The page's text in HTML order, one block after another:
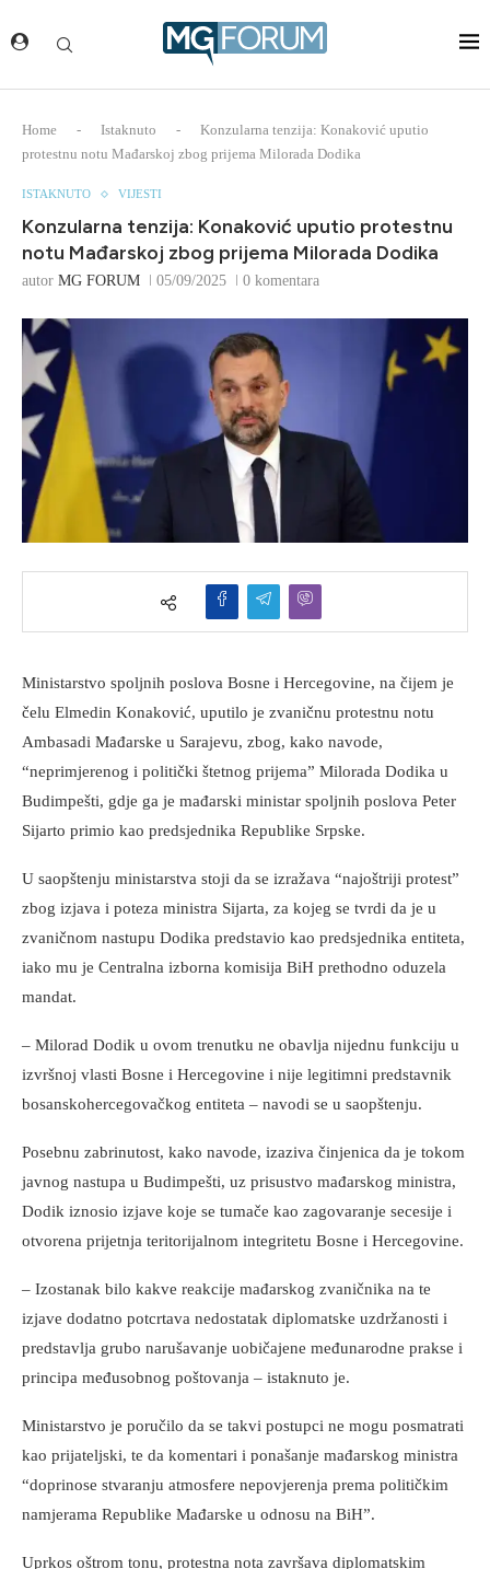
Home - Istaknuto -
Konzularna tenzija: Konaković uputio
protestnu notu Mađarskoj zbog prijema Milorada Dodika
ISTAKNUTO VIJESTI
Konzularna tenzija: Konaković uputio protestnu
notu Mađarskoj zbog prijema Milorada Dodika
autor MG FORUM 05/09/2025 0 komentara
Ministarstvo spoljnih poslova Bosne i Hercegovine, na čijem je
čelu Elmedin Konaković, uputilo je zvaničnu protestnu notu
Ambasadi Mađarske u Sarajevu, zbog, kako navode,
“neprimjerenog i politički štetnog prijema” Milorada Dodika u
Budimpešti, gdje ga je mađarski ministar spoljnih poslova Peter
Sijarto primio kao predsjednika Republike Srpske.
U saopštenju ministarstva stoji da se izražava “najoštriji protest”
zbog izjava i poteza ministra Sijarta, za kojeg se tvrdi da je u
zvaničnom nastupu Dodika predstavio kao predsjednika entiteta,
iako mu je Centralna izborna komisija BiH prethodno oduzela
mandat.
– Milorad Dodik u ovom trenutku ne obavlja nijednu funkciju u
izvršnoj vlasti Bosne i Hercegovine i nije legitimni predstavnik
bosanskohercegovačkog entiteta – navodi se u saopštenju.
Posebnu zabrinutost, kako navode, izaziva činjenica da je tokom
javnog nastupa u Budimpešti, uz prisustvo mađarskog ministra,
Dodik iznosio izjave koje se tumače kao zagovaranje secesije i
otvorena prijetnja teritorijalnom integritetu Bosne i Hercegovine.
– Izostanak bilo kakve reakcije mađarskog zvaničnika na te
izjave dodatno potcrtava nedostatak diplomatske uzdržanosti i
predstavlja grubo narušavanje uobičajene međunarodne prakse i
principa međusobnog poštovanja – istaknuto je.
Ministarstvo je poručilo da se takvi postupci ne mogu posmatrati
kao prijateljski, te da komentari i ponašanje mađarskog ministra
“doprinose stvaranju atmosfere nepovjerenja prema političkim
namjerama Republike Mađarske u odnosu na BiH”.
Uprkos oštrom tonu, protestna nota završava diplomatskim